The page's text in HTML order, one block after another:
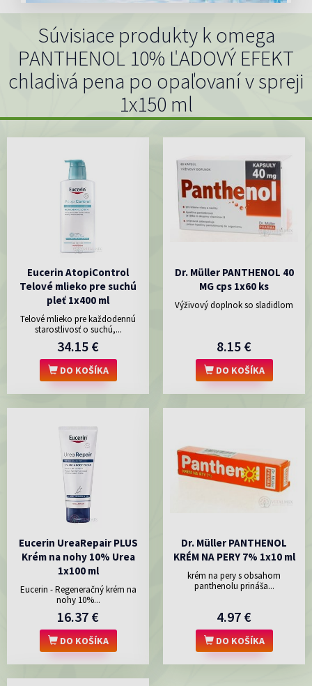
Súvisiace produkty k omega
PANTHENOL 10% ĽADOVÝ EFEKT
chladivá pena po opaľovaní v spreji
1x150 ml
Eucerin AtopiControl
Telové mlieko pre suchú
pleť 1x400 ml
Telové mlieko pre každodennú
starostlivosť o suchú,...
34.15 €
DO KOŠÍKA
Dr. Müller PANTHENOL 40
MG cps 1x60 ks
Výživový doplnok so sladidlom
8.15 €
DO KOŠÍKA
Eucerin UreaRepair PLUS
Krém na nohy 10% Urea
1x100 ml
Eucerin - Regeneračný krém na
nohy 10%...
16.37 €
DO KOŠÍKA
Dr. Müller PANTHENOL
KRÉM NA PERY 7% 1x10 ml
krém na pery s obsahom
panthenolu prináša...
4.97 €
DO KOŠÍKA